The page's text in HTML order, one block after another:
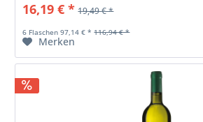
16,19 € * 19,49 € *
6 Flaschen 97,14 € * 116,94 € *
Merken